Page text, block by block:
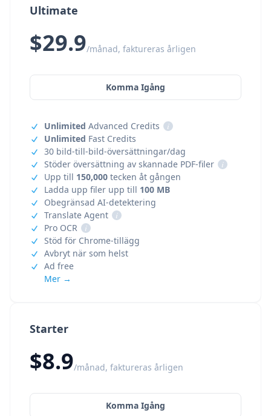
Starter
$8.9/månad, faktureras årligen
Komma Igång
Ultimate
$29.9/månad, faktureras årligen
Komma Igång
Unlimited Advanced Credits
i
Unlimited Fast Credits
30 bild-till-bild-översättningar/dag
Stöder översättning av skannade PDF-filer
i
Upp till 150,000 tecken åt gången
Ladda upp filer upp till 100 MB
Obegränsad AI-detektering
Translate Agent
i
Pro OCR
i
Stöd för Chrome-tillägg
Avbryt när som helst
Ad free
Mer →